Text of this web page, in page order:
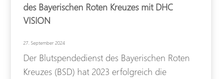
des Bayerischen Roten Kreuzes mit DHC
VISION
27. September 2024
Der Blutspendedienst des Bayerischen Roten
Kreuzes (BSD) hat 2023 erfolgreich die